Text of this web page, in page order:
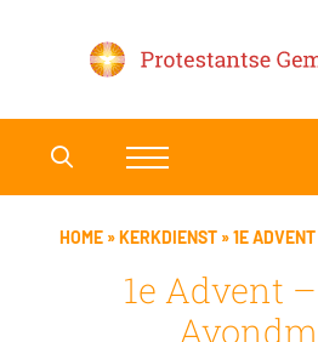
HOME »KERKDIENST »1E
1e Advent